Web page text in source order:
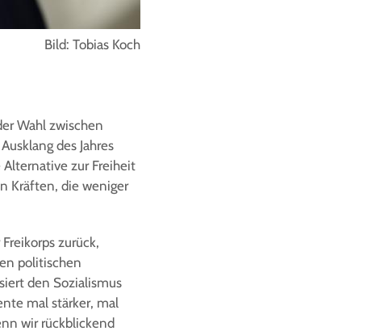
Bild: Tobias Koch
Wahl zwischen
des Jahres
zur Freiheit
Kräften, die weniger
zurück,
politischen
den Sozialismus
mal stärker, mal
wir rückblickend